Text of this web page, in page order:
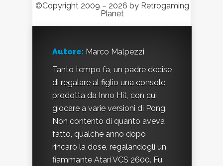
©Copyright 2009 – 2026 by Retrogaming
Planet
Autore: Marco Malpezzi
Tanto tempo fa, un padre decise
di regalare al figlio una console
prodotta da Inno Hit, con cui
giocare a varie versioni di Pong.
Non contento di quanto aveva
fatto, qualche anno dopo
rincarò la dose, regalandogli un
fiammante Atari VCS 2600. Fu